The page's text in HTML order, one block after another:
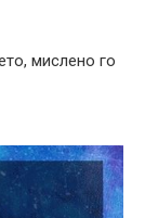
мислено го